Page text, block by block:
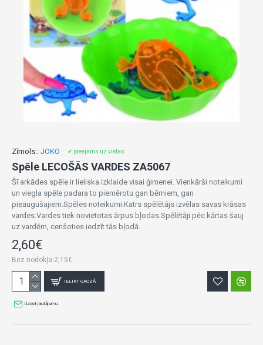
Zīmols:: JOKO ✔ pieejams uz vietas
Spēle LECOŠĀS VARDES ZA5067
Šī arkādes spēle ir lieliska izklaide visai ģimenei. Vienkārši noteikumi
un viegla spēle padara to piemērotu gan bērniem, gan
pieaugušajiem.Spēles noteikumi:Katrs spēlētājs izvēlas savas krāsas
vardes.Vardes tiek novietotas ārpus bļodas.Spēlētāji pēc kārtas šauj
uz vardēm, cenšoties iedzīt tās bļodā..
2,60€
Bez nodokļa:2,15€
IELIKT GROZĀ
Uzdot jautājumu